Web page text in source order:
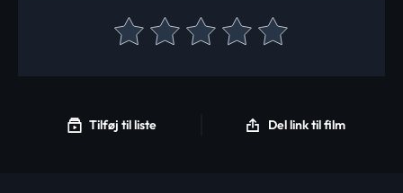
Tilføj til liste Del link til film